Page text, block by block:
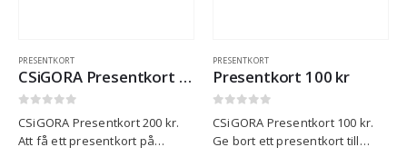
PRESENTKORT
CSiGORA Presentkort 200 kr
CSiGORA Presentkort 200 kr.
Att få ett presentkort på
PRESENTKORT
Presentkort 100 kr
CSiGORA Presentkort 100 kr.
Ge bort ett presentkort till